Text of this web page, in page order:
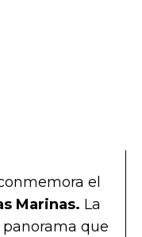
el
Marinas. La
que